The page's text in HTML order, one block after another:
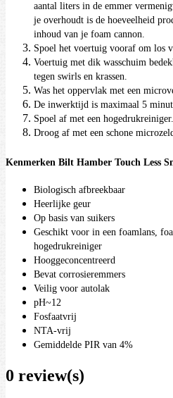
aantal liters in de emmer
je overhoudt is de hoeveelheid
inhoud van je foam cannon.
Spoel het voertuig vooraf om los
Voertuig met dik wasschuim
tegen swirls en krassen.
Was het oppervlak met een
De inwerktijd is maximaal 5
Spoel af met een hogedrukreiniger.
Droog af met een schone
Kenmerken Bilt Hamber Touch Less
Biologisch afbreekbaar
Heerlijke geur
Op basis van suikers
Geschikt voor in een foamlans,
hogedrukreiniger
Hooggeconcentreerd
Bevat corrosieremmers
Veilig voor autolak
pH~12
Fosfaatvrij
NTA-vrij
Gemiddelde PIR van 4%
0 review(s)